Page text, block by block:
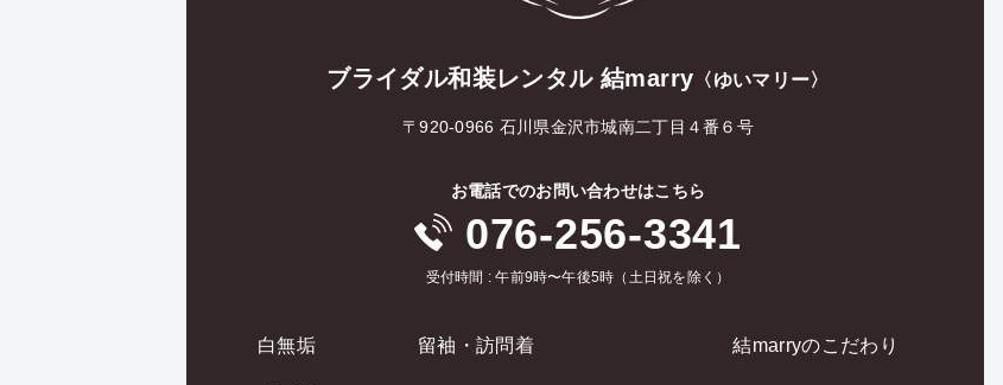
ブライダル和装レンタル結marry 〈ゆいマリー〉
〒920-0966 石川県金沢市城南二丁目４番６号
お電話でのお問い合わせはこちら
076-256-3341
受付時間 : 午前9時〜午後5時（土日祝を除く）
白無垢 留袖・訪問着 結marryのこだわり